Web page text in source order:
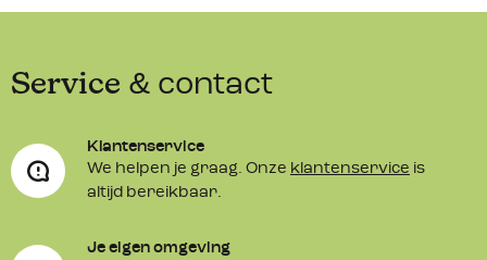
Service & contact
Klantenservice
We helpen je graag. Onze klantenservice is
altijd bereikbaar.
Je eigen omgeving